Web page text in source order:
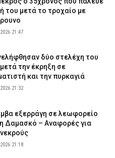
καταστήματος με πλάκα
του μετά το τροχαίο με
21:47
δύο στελέχη του
την έκρηξη σε
και την πυρκαγιά
21:32
εξερράγη σε λεωφορείο
Δαμασκό – Αναφορές για
21:18